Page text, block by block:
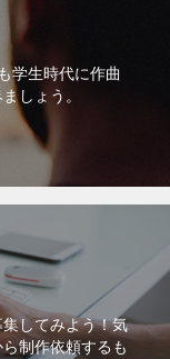
学生時代に作曲
しょう。
してみよう！気
制作依頼するも